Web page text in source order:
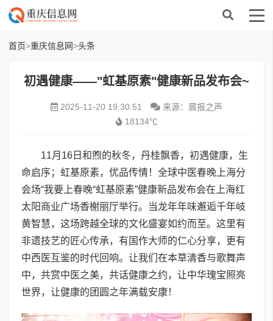
首页>重庆信息网>头条
初遇健康——"虹基原素"健康新品发布会~
2025-11-20 19:30:51
来源：晨报之声
18134℃
11月16日和煦的秋冬，丹桂飘香，初遇健康，生
命启序；虹基原素，优品传情！全球中医春晚上海分
会场“我要上春晚“虹基原素”健康新品发布会在上海红
太阳商业广场香榭丽厅举行。当龙年年味邂逅千年岐
黄智慧，这场跨越全球的文化盛宴如约而至。这里有
非遗技艺的匠心传承，有国作大师的仁心分享，更有
中西医互鉴的时代回响。让我们在本草清香与歌舞声
中，共赏中医之美，共话健康之约，让中华瑰宝照亮
世界，让健康的团圆之年满载安康！